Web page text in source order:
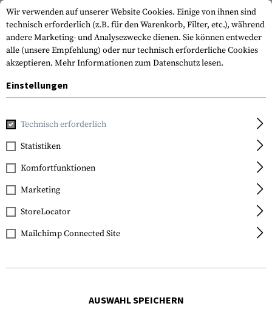
Home Waffenzubehör Schienenabdeckungen
Magpul
XT Rail Texture Panel
Wir verwenden auf unserer Website Cookies. Einige von ihnen sind
technisch erforderlich (z.B. für den Warenkorb, Filter, etc.), während
andere Marketing- und Analysezwecke dienen. Sie können entweder
alle (unsere Empfehlung) oder nur technisch erforderliche Cookies
akzeptieren. Mehr Informationen zum Datenschutz lesen.
Einstellungen
Technisch erforderlich
Statistiken
Komfortfunktionen
Marketing
StoreLocator
Mailchimp Connected Site
AUSWAHL SPEICHERN